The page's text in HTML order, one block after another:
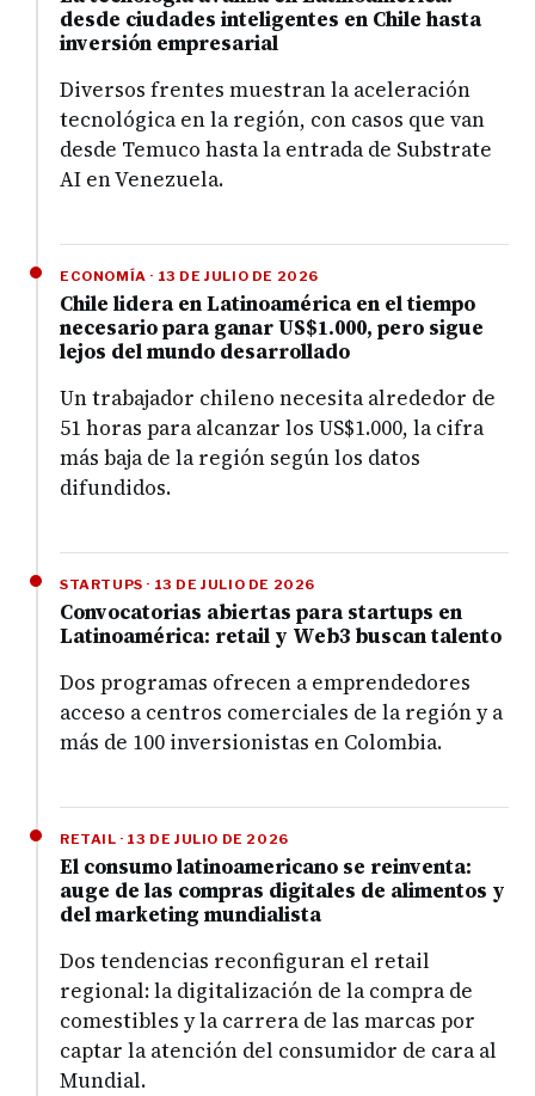
desde ciudades inteligentes en Chile hasta
inversión empresarial
Diversos frentes muestran la aceleración
tecnológica en la región, con casos que van
desde Temuco hasta la entrada de Substrate
AI en Venezuela.
ECONOMÍA · 13 DE JULIO DE 2026
Chile lidera en Latinoamérica en el tiempo
necesario para ganar US$1.000, pero sigue
lejos del mundo desarrollado
Un trabajador chileno necesita alrededor de
51 horas para alcanzar los US$1.000, la cifra
más baja de la región según los datos
difundidos.
STARTUPS · 13 DE JULIO DE 2026
Convocatorias abiertas para startups en
Latinoamérica: retail y Web3 buscan talento
Dos programas ofrecen a emprendedores
acceso a centros comerciales de la región y a
más de 100 inversionistas en Colombia.
RETAIL · 13 DE JULIO DE 2026
El consumo latinoamericano se reinventa:
auge de las compras digitales de alimentos y
del marketing mundialista
Dos tendencias reconfiguran el retail
regional: la digitalización de la compra de
comestibles y la carrera de las marcas por
captar la atención del consumidor de cara al
Mundial.